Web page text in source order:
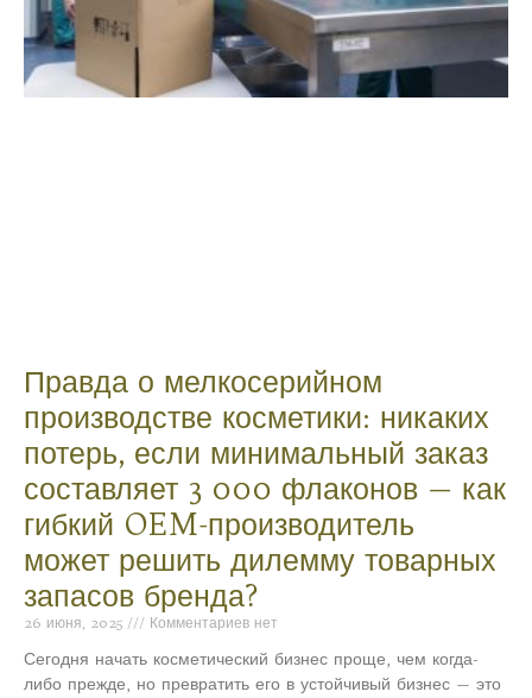
Правда о мелкосерийном
производстве косметики: никаких
потерь, если минимальный заказ
составляет 3 000 флаконов — как
гибкий OEM-производитель
может решить дилемму товарных
запасов бренда?
26 июня, 2025 Комментариев нет
Сегодня начать косметический бизнес проще, чем когда-
либо прежде, но превратить его в устойчивый бизнес — это